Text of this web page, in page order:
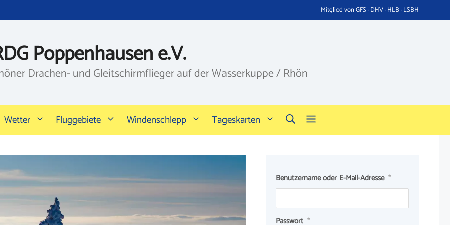
Mitglied von GFS · DHV · HLB · LSBH
Poppenhausen e.V.
Drachen- und Gleitschirmflieger auf der Wasserkuppe / Rhön
Wetter Fluggebiete Windenschlepp Tageskarten
Benutzername oder E-Mail-Adresse *
Passwort *